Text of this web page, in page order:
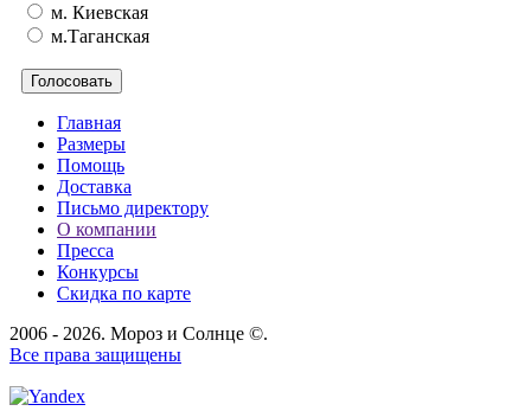
м. Киевская
м.Таганская
Главная
Размеры
Помощь
Доставка
Письмо директору
О компании
Пресса
Конкурсы
Скидка по карте
2006 - 2026. Мороз и Солнце ©.
Все права защищены